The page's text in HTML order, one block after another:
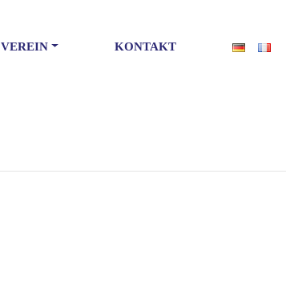
VEREIN KONTAKT